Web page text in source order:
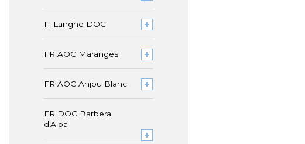
IT Langhe DOC
FR AOC Maranges
FR AOC Anjou Blanc
FR DOC Barbera
d'Alba